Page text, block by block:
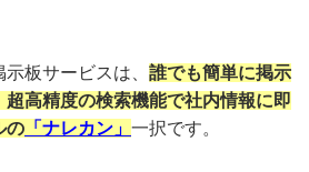
板サービスは、 誰でも簡単に掲示
高精度の検索機能で社内情報に即
の 「ナレカン」 一択です。